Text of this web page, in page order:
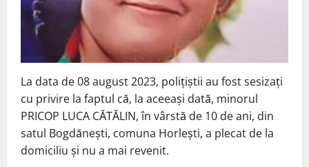
La data de 08 august 2023, polițiștii au fost sesizați
cu privire la faptul că, la aceeași dată, minorul
PRICOP LUCA CĂTĂLIN, în vârstă de 10 de ani, din
satul Bogdănești, comuna Horlești, a plecat de la
domiciliu și nu a mai revenit.